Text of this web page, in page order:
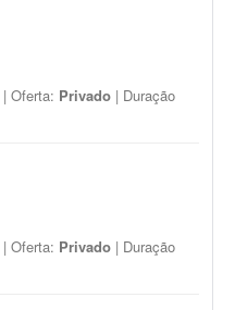
| Oferta: Privado | Duração
| Oferta: Privado | Duração